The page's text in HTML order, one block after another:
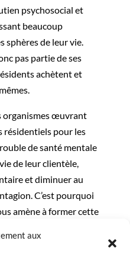
aux
psychosocial et
beaucoup
sphères de leur vie.
pas partie de ses
achètent et
organismes œuvrant
résidentiels pour les
de santé mentale
de leur clientèle,
et diminuer au
C’est pourquoi
amène à former cette